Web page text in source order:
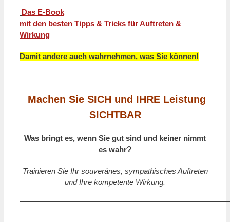
Das E-Book
mit den besten Tipps & Tricks für Auftreten &
Wirkung
Damit andere auch wahrnehmen, was Sie können!
Machen Sie SICH und IHRE Leistung
SICHTBAR
Was bringt es, wenn Sie gut sind und keiner nimmt
es wahr?
Trainieren Sie Ihr souveränes, sympathisches Auftreten
und Ihre kompetente Wirkung.